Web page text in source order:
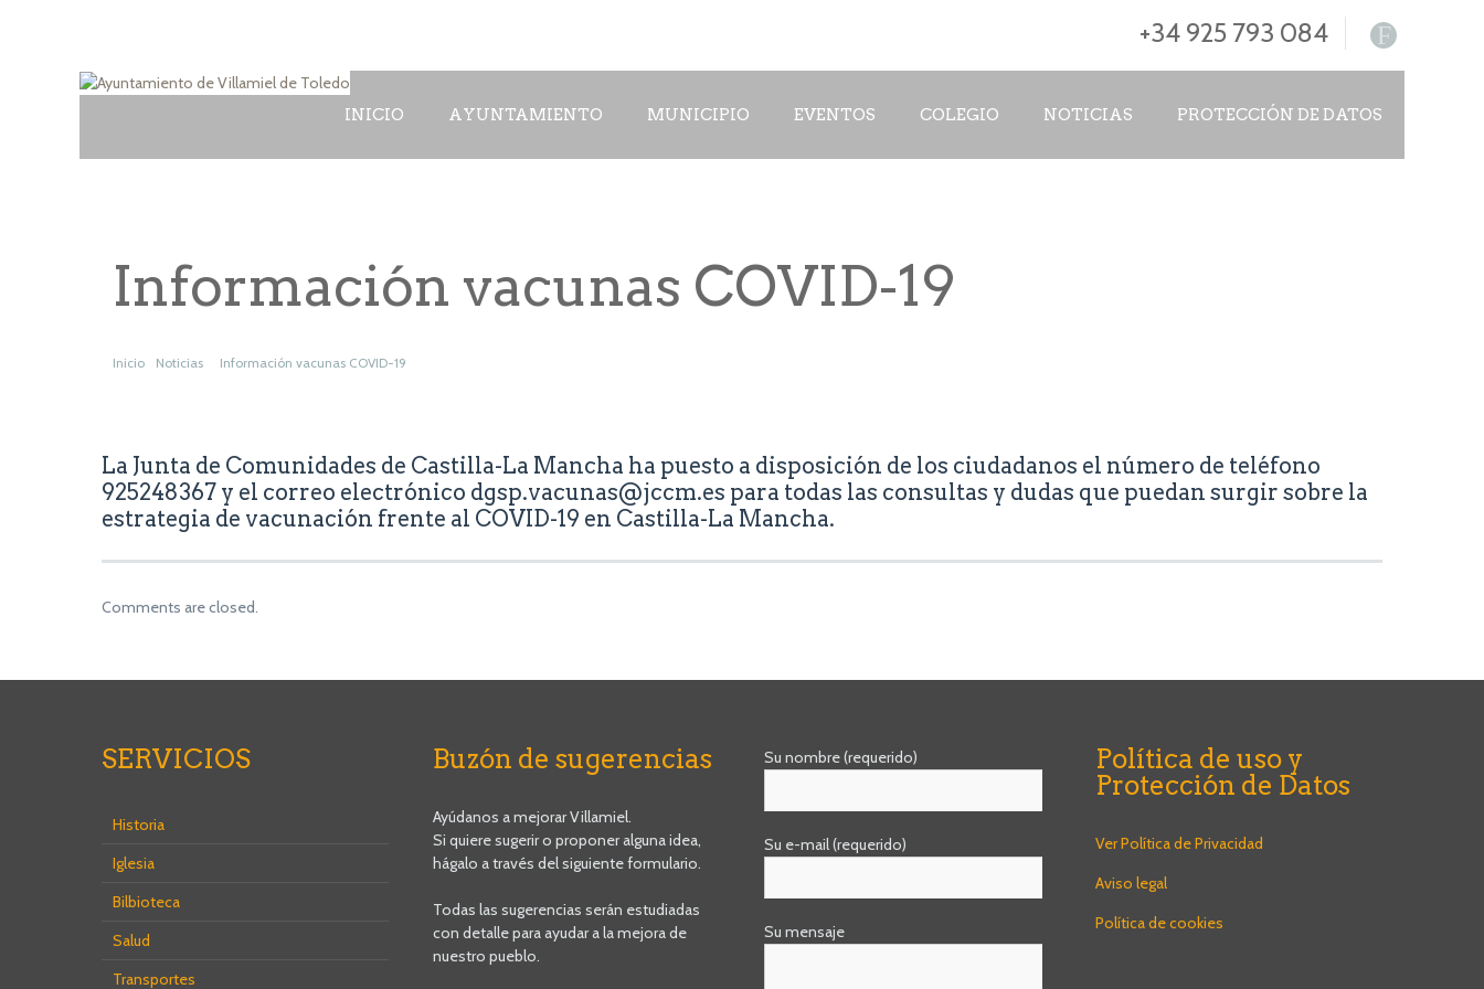
F
+34 925 793 084
INICIO AYUNTAMIENTO MUNICIPIO EVENTOS COLEGIO NOTICIAS PROTECCIÓN DE DATOS
Información vacunas COVID-19
Inicio Noticias Información vacunas COVID-19
La Junta de Comunidades de Castilla-La Mancha ha puesto a disposición de los ciudadanos el número de teléfono
925248367 y el correo electrónico dgsp.vacunas@jccm.es para todas las consultas y dudas que puedan surgir sobre la
estrategia de vacunación frente al COVID-19 en Castilla-La Mancha.
Comments are closed.
SERVICIOS
Historia
Iglesia
Bilbioteca
Salud
Transportes
Buzón de sugerencias
Ayúdanos a mejorar Villamiel.
Si quiere sugerir o proponer alguna idea,
hágalo a través del siguiente formulario.
Todas las sugerencias serán estudiadas
con detalle para ayudar a la mejora de
nuestro pueblo.
Su nombre (requerido)
Su e-mail (requerido)
Su mensaje
Política de uso y
Protección de Datos
Ver Política de Privacidad
Aviso legal
Política de cookies